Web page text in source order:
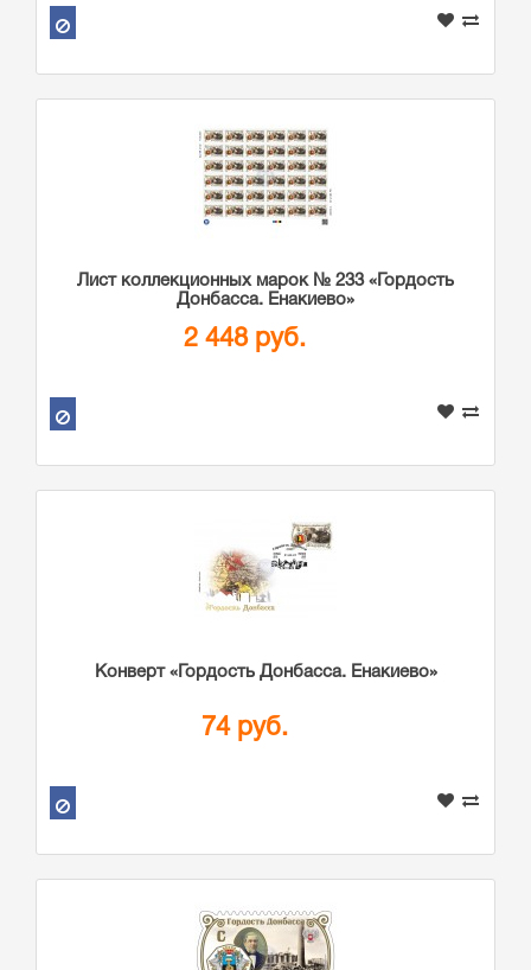
Лист коллекционных марок № 233 «Гордость
Донбасса. Енакиево»
2 448 руб.
Конверт «Гордость Донбасса. Енакиево»
74 руб.